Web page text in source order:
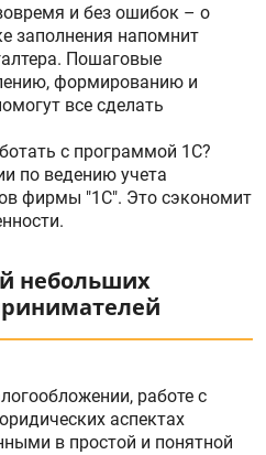
и без ошибок – о
заполнения напомнит
Пошаговые
формированию и
все сделать
с программой 1С?
по ведению учета
фирмы "1С". Это сэкономит
небольших
работе с
аспектах
в простой и понятной